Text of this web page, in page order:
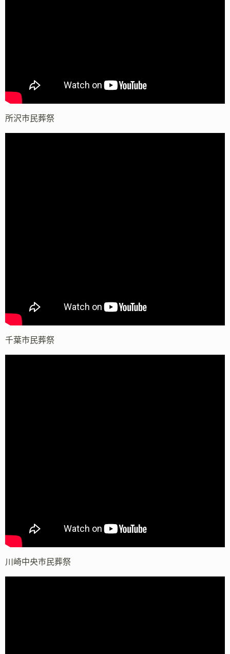
所沢市民葬祭
千葉市民葬祭
川崎中央市民葬祭